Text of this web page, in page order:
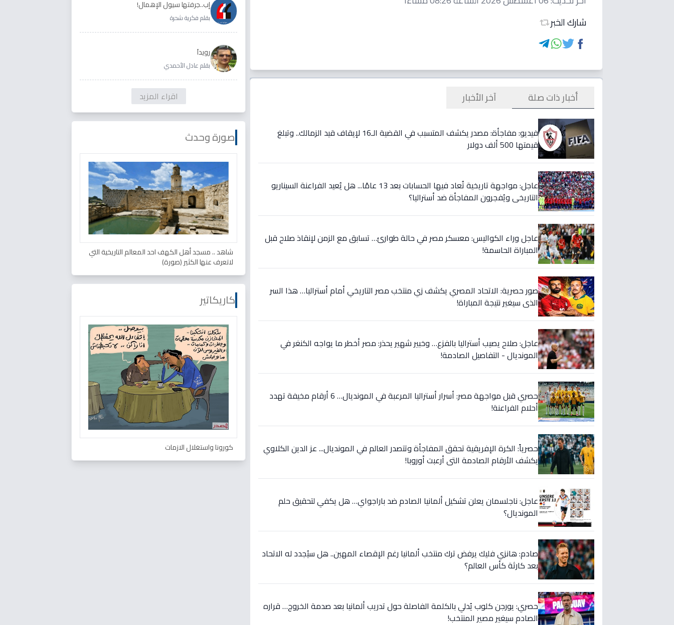
شارك الخبر
أخبار ذات صلة آخر الأخبار
فيديو: مفاجأة: مصدر يكشف المتسبب في القضية الـ16 لإيقاف قيد الزمالك.. وتبلغ
قيمتها 500 ألف دولار
عاجل: مواجهة تاريخية تُعاد فيها الحسابات بعد 13 عامًا... هل يُعيد الفراعنة السيناريو
التاريخي ويُفجرون المفاجأة ضد أستراليا؟
عاجل وراء الكواليس: معسكر مصر في حالة طوارئ… تسابق مع الزمن لإنقاذ صلاح قبل
المباراة الحاسمة!
صور حصرية: الاتحاد المصري يكشف زي منتخب مصر التاريخي أمام أستراليا… هذا السر
الذي سيغير نتيجة المباراة!
عاجل: صلاح يصيب أستراليا بالفزع… وخبير شهير يحذر: مصر أخطر ما يواجه الكنغر في
المونديال - التفاصيل الصادمة!
حصري قبل مواجهة مصر: أسرار أستراليا المرعبة في المونديال… 6 أرقام مخيفة تهدد
أحلام الفراعنة!
حصرياً: الكرة الإفريقية تحقق المفاجأة وتتصدر العالم في المونديال... عز الدين الكلاوي
يكشف الأرقام الصادمة التي أرعبت أوروبا!
عاجل: ناجلسمان يعلن تشكيل ألمانيا الصادم ضد باراجواي… هل يكفي لتحقيق حلم
المونديال؟
صادم: هانزي فليك يرفض ترك منتخب ألمانيا رغم الإقصاء المهين.. هل سيُجدد له الاتحاد
بعد كارثة كأس العالم؟
حصري: يورجن كلوب يُدلي بالكلمة الفاصلة حول تدريب ألمانيا بعد صدمة الخروج… قراره
الصادم سيغير مصير المنتخب!
إب..جرفتها سيول الإهمال!
بقلم فكرية شحرة
رويداَ
بقلم عادل الأحمدي
اقراء المزيد
صورة وحدث
شاهد .. مسجد أهل الكهف احد المعالم التاريخية التي
لاتعرف عنها الكثير (صورة)
كاريكاتير
كورونا واستغلال الازمات